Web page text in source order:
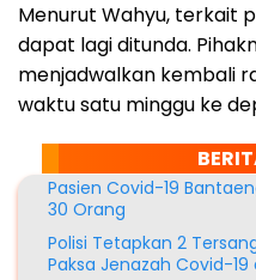
Menurut Wahyu, terkait
dapat lagi ditunda.
menjadwalkan kembali
waktu satu minggu ke
Pasien Covid-19
30 Orang
Polisi Tetapkan 2
Paksa Jenazah Covid-19